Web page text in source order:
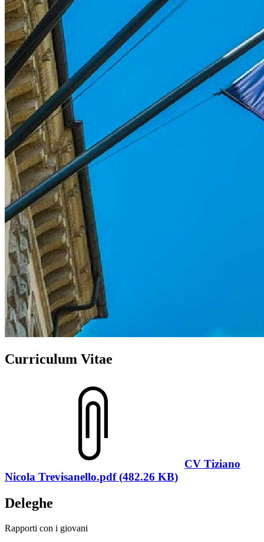
Curriculum Vitae
CV Tiziano
Nicola Trevisanello.pdf (482.26 KB)
Deleghe
Rapporti con i giovani